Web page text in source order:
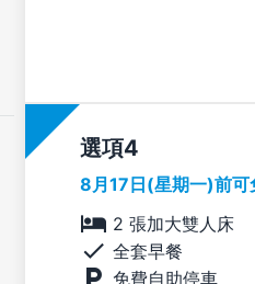
選項
8月17日(星期一)前可
2 張加大雙人床
全套早餐
免費自助停車